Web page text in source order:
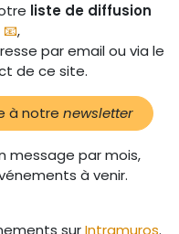
liste de diffusion
📧,
par email ou via le
de ce site.
à notre newsletter
message par mois,
à venir.